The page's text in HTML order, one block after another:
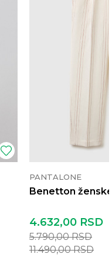
PANTALONE
Benetton
4.632,00 RSD
5.790,00RSD
11.490,00RSD